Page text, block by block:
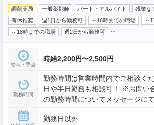
調剤薬局 一般薬剤師 パート・アルバイト
残業な
有休推奨
週1日から勤務可 ～16時までの職場
～
～18時までの職場
週2日から勤務可
給与・手当
時給2,200円〜2,500円
勤務時間
勤務時間は営業時間内でご相談く
日や半日勤務も相談可！ ※お問い合わせ後、ご希望
の勤務時間についてメッセージに
9:00～17:00 / 土 9:00～13:00
勤務日以外